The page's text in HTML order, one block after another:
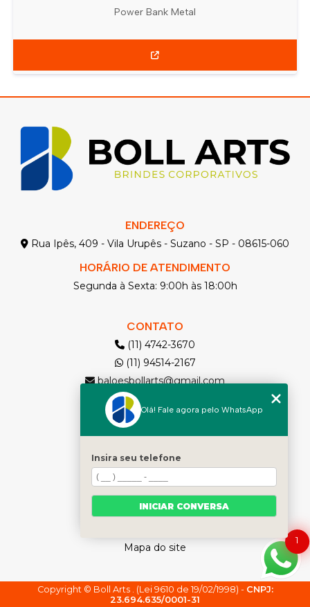
Power Bank Metal
ENDEREÇO
Rua Ipês, 409 - Vila Urupês - Suzano - SP - 08615-060
HORÁRIO DE ATENDIMENTO
Segunda à Sexta: 9:00h às 18:00h
CONTATO
(11) 4742-3670
(11) 94514-2167
baloesbollarts@gmail.com
MENU
Solicite seu Orçamento
Home
Quem somos
Produtos
Contato
Mapa do site
Copyright © Boll Arts . (Lei 9610 de 19/02/1998) - CNPJ:
23.694.635/0001-31
1
Olá! Fale agora pelo WhatsApp
Insira seu telefone
INICIAR CONVERSA